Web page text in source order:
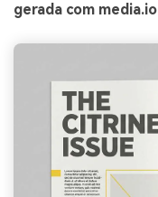
gerada com media.io